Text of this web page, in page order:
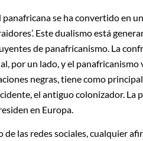
se ha convertido en
Este dualismo está
de panafricanismo. La
por un lado, y el
negras, tiene como
el antiguo colonizador.
en Europa.
de las redes sociales, cualquier